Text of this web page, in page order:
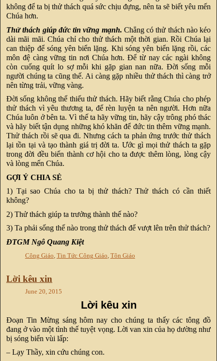
không để ta bị thử thách quá sức chịu đựng, nên ta sẽ biết yêu mến
Chúa hơn.
Thử thách giúp đức tin vững mạnh. Chẳng có thử thách nào kéo
dài mãi mãi. Chúa chỉ cho thử thách một thời gian. Rồi Chúa lại
can thiệp để sóng yên biển lặng. Khi sóng yên biển lặng rồi, các
môn đệ càng vững tin nơi Chúa hơn. Để từ nay các ngài không
còn cuống quít lo sợ mỗi khi gặp gian nan nữa. Đời sống mỗi
người chúng ta cũng thế. Ai càng gặp nhiều thử thách thì càng trở
nên từng trải, vững vàng.
Đời sống không thể thiếu thử thách. Hãy biết rằng Chúa cho phép
thử thách vì yêu thương ta, để rèn luyện ta nên người. Hơn nữa
Chúa luôn ở bên ta. Vì thế ta hãy vững tin, hãy cậy trông phó thác
và hãy biết tận dụng những khó khăn để đức tin thêm vững mạnh.
Thử thách rồi sẽ qua đi. Nhưng cách ta phản ứng trước thử thách
lại tồn tại và tạo thành giá trị đời ta. Ước gì mọi thử thách ta gặp
trong đời đều biến thành cơ hội cho ta được thêm lòng, lòng cậy
và lòng mến Chúa.
GỢI Ý CHIA SẺ
1) Tại sao Chúa cho ta bị thử thách? Thử thách có cần thiết
không?
2) Thử thách giúp ta trưởng thành thế nào?
3) Ta phải sống thế nào trong thử thách để vượt lên trên thử thách?
ĐTGM Ngô Quang Kiệt
Công Giáo Tin Tức Công Giáo Tôn Giáo
Lời kêu xin
June 20, 2015
Lời kêu xin
Đoạn Tin Mừng sáng hôm nay cho chúng ta thấy các tông đồ
đang ở vào một tình thế tuyệt vọng. Lời van xin của họ dường như
bị sóng biển vùi lấp:
– Lạy Thầy, xin cứu chúng con.